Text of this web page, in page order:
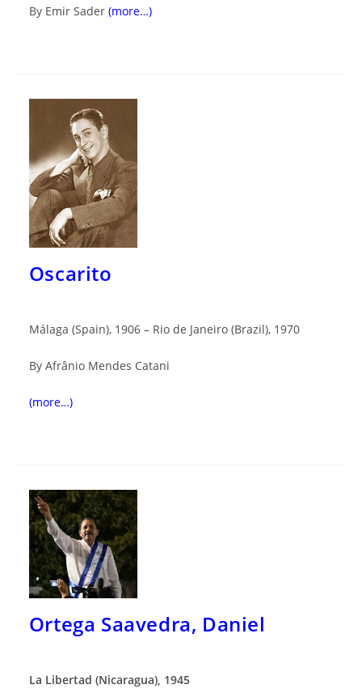
By Emir Sader (more…)
Oscarito
Málaga (Spain), 1906 – Rio de Janeiro (Brazil), 1970
By Afrânio Mendes Catani
(more…)
Ortega Saavedra, Daniel
La Libertad (Nicaragua), 1945